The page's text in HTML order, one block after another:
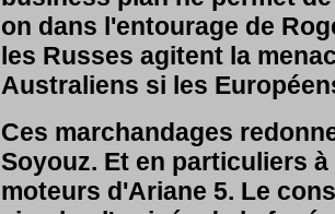
on dans l'entourage de
les Russes agitent la
Australiens si les
Ces marchandages
Soyouz. Et en particuliers
moteurs d'Ariane 5. Le